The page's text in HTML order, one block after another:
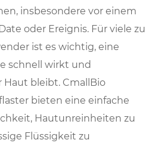
insbesondere vor einem
oder Ereignis. Für viele zu
ist es wichtig, eine
schnell wirkt und
bleibt. CmallBio
bieten eine einfache
Hautunreinheiten zu
Flüssigkeit zu